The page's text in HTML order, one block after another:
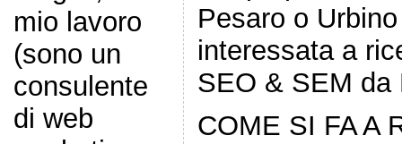
mio lavoro
(sono un
consulente
di web
Pesaro o
interessata a
SEO & SEM
COME SI FA A